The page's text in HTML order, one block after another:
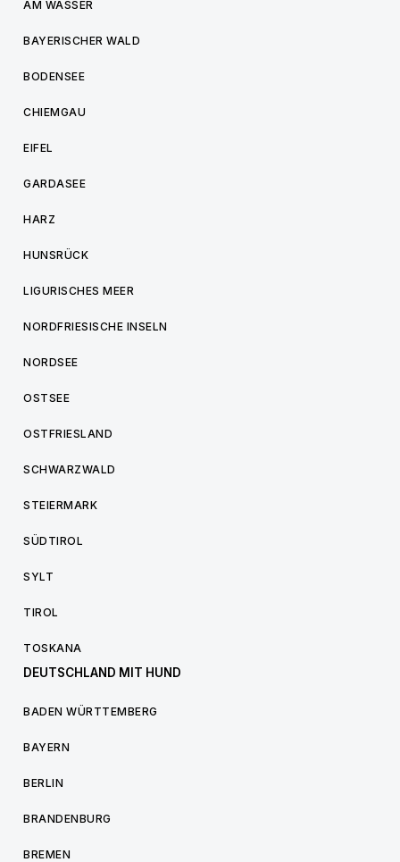
AM WASSER
BAYERISCHER WALD
BODENSEE
CHIEMGAU
EIFEL
GARDASEE
HARZ
HUNSRÜCK
LIGURISCHES MEER
NORDFRIESISCHE INSELN
NORDSEE
OSTSEE
OSTFRIESLAND
SCHWARZWALD
STEIERMARK
SÜDTIROL
SYLT
TIROL
TOSKANA
DEUTSCHLAND MIT HUND
BADEN WÜRTTEMBERG
BAYERN
BERLIN
BRANDENBURG
BREMEN